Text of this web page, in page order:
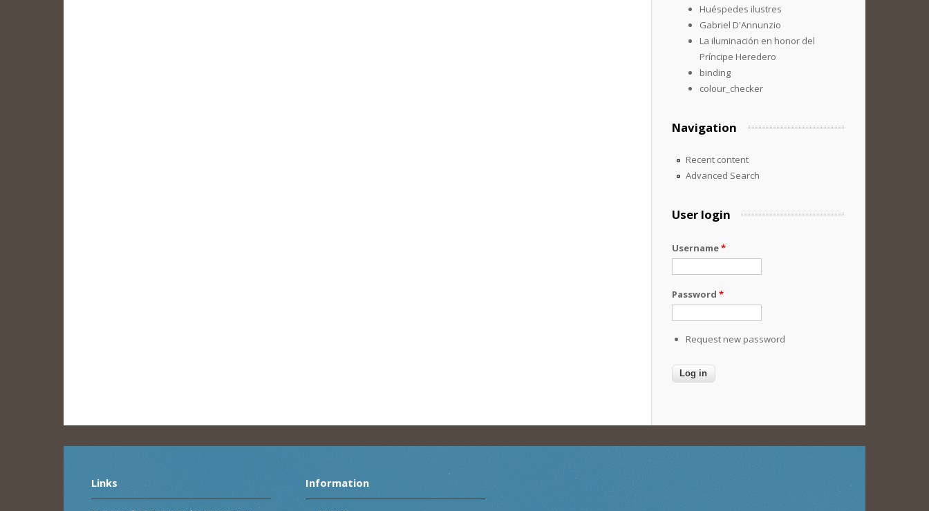
Huéspedes ilustres
Gabriel D'Annunzio
La iluminación en honor del
Príncipe Heredero
binding
colour_checker
Navigation
Recent content
Advanced Search
User login
Username*
Password *
Request new password
Links Information